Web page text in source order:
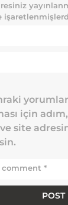
için
site